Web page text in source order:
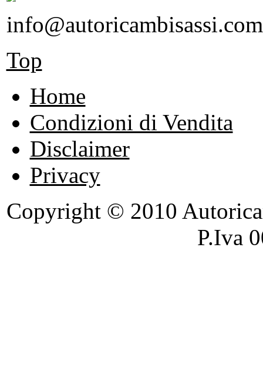
info@autoricambisassi.com
Top
Home
Condizioni di Vendita
Disclaimer
Privacy
Copyright © 2010
P.Iva